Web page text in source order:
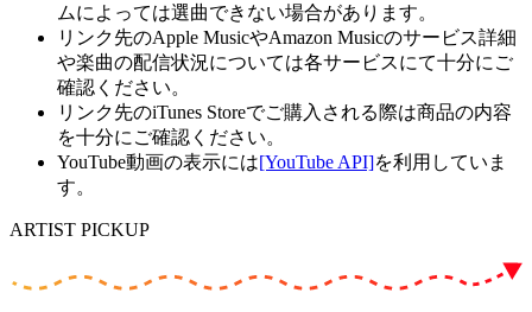
ムによっては選曲できない場合があります。
リンク先のApple MusicやAmazon Musicのサービス詳細
や楽曲の配信状況については各サービスにて十分にご
確認ください。
リンク先のiTunes Storeでご購入される際は商品の内容
を十分にご確認ください。
YouTube動画の表示には[YouTube API]を利用していま
す。
ARTIST PICKUP